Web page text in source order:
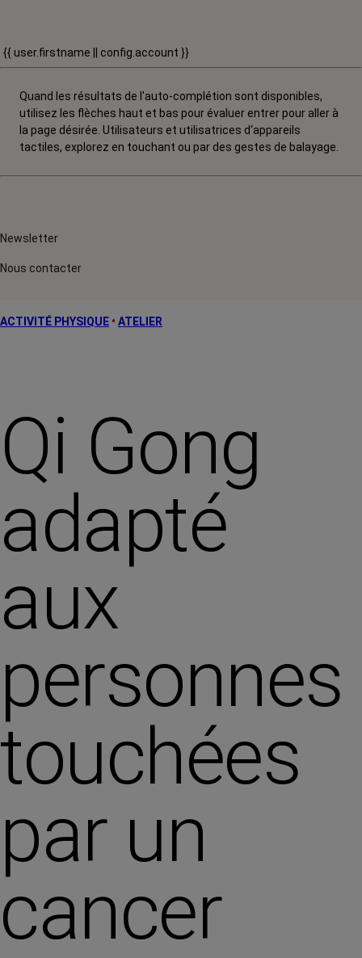
{{ user.firstname || config.account }}
Quand les résultats de l'auto-complétion sont disponibles,
utilisez les flèches haut et bas pour évaluer entrer pour aller à
la page désirée. Utilisateurs et utilisatrices d‘appareils
tactiles, explorez en touchant ou par des gestes de balayage.
Newsletter
Nous contacter
ACTIVITÉ PHYSIQUE • ATELIER
Qi Gong
adapté
aux
personnes
touchées
par un
cancer